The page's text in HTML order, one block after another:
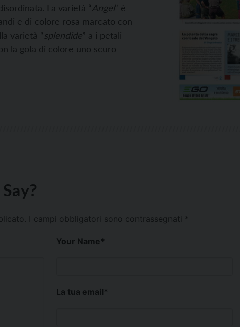
La varietà “Angel” è
e di colore rosa marcato con
varietà “ splendide” a i petali
la gola di colore uno scuro
I campi obbligatori sono contrassegnati *
Your Name*
La tua email*